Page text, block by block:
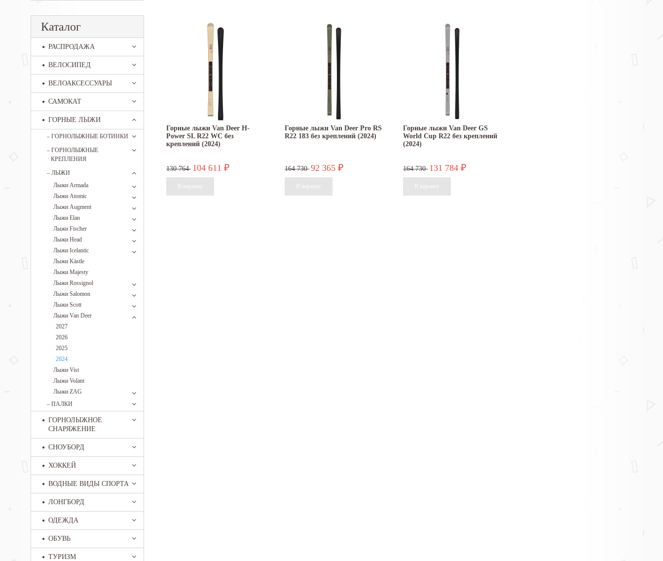
Каталог
РАСПРОДАЖА
ВЕЛОСИПЕД
ВЕЛОАКСЕССУАРЫ
САМОКАТ
ГОРНЫЕ ЛЫЖИ
– ГОРНОЛЫЖНЫЕ БОТИНКИ
– ГОРНОЛЫЖНЫЕ
КРЕПЛЕНИЯ
– ЛЫЖИ
Лыжи Armada
Лыжи Atomic
Лыжи Augment
Лыжи Elan
Лыжи Fischer
Лыжи Head
Лыжи Icelantic
Лыжи Kästle
Лыжи Majesty
Лыжи Rossignol
Лыжи Salomon
Лыжи Scott
Лыжи Van Deer
2027
2026
2025
2024
Лыжи Vist
Лыжи Volant
Лыжи ZAG
– ПАЛКИ
ГОРНОЛЫЖНОЕ
СНАРЯЖЕНИЕ
СНОУБОРД
ХОККЕЙ
ВОДНЫЕ ВИДЫ СПОРТА
ЛОНГБОРД
ОДЕЖДА
ОБУВЬ
ТУРИЗМ
Горные лыжи Van Deer H-
Power SL R22 WC без
креплений (2024)
130 764 104 611 ₽
Горные лыжи Van Deer Pro RS
R22 183 без креплений (2024)
164 730 92 365 ₽
Горные лыжи Van Deer GS
World Cup R22 без креплений
(2024)
164 730 131 784 ₽